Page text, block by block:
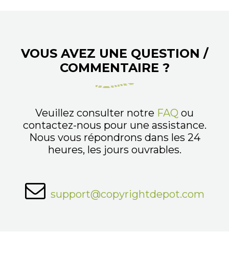
VOUS AVEZ UNE QUESTION /
COMMENTAIRE ?
Veuillez consulter notre FAQ ou
contactez-nous pour une assistance.
Nous vous répondrons dans les 24
heures, les jours ouvrables.
support@copyrightdepot.com